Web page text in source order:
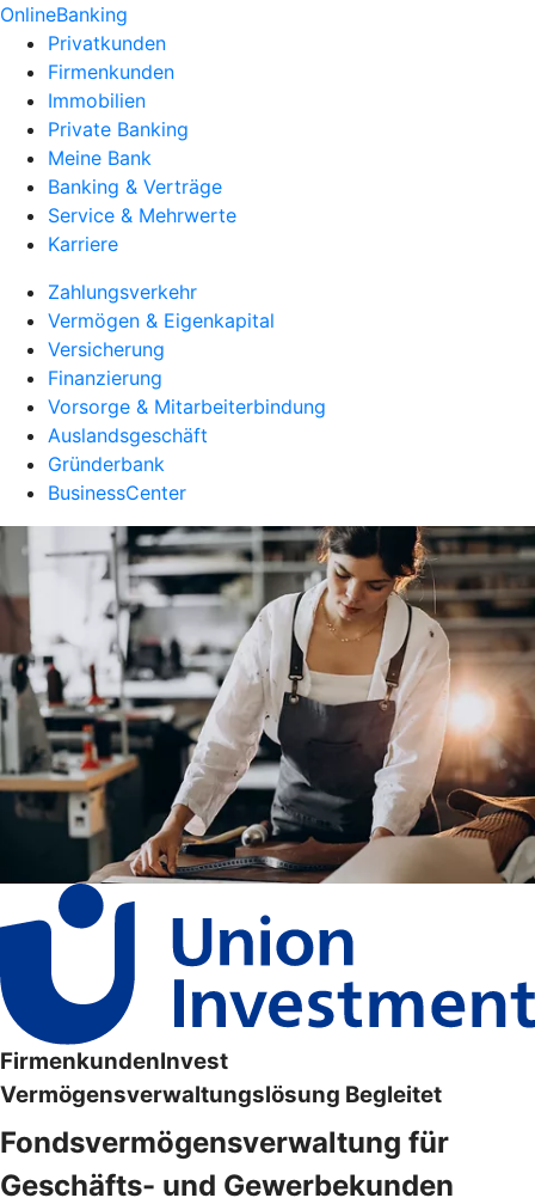
OnlineBanking
Privatkunden
Firmenkunden
Immobilien
Private Banking
Meine Bank
Banking & Verträge
Service & Mehrwerte
Karriere
Zahlungsverkehr
Vermögen & Eigenkapital
Versicherung
Finanzierung
Vorsorge & Mitarbeiterbindung
Auslandsgeschäft
Gründerbank
BusinessCenter
FirmenkundenInvest
Vermögensverwaltungslösung Begleitet
Fondsvermögensverwaltung für
Geschäfts- und Gewerbekunden